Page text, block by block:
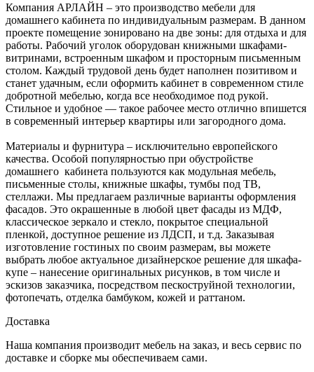
Компания АРЛАЙН – это производство мебели для
домашнего кабинета по индивидуальным размерам. В данном
проекте помещение зонировано на две зоны: для отдыха и для
работы. Рабочий уголок оборудован книжными шкафами-
витринами, встроенным шкафом и просторным письменным
столом. Каждый трудовой день будет наполнен позитивом и
станет удачным, если оформить кабинет в современном стиле
добротной мебелью, когда все необходимое под рукой.
Стильное и удобное — такое рабочее место отлично впишется
в современный интерьер квартиры или загородного дома.
Материалы и фурнитура – исключительно европейского
качества. Особой популярностью при обустройстве
домашнего кабинета пользуются как модульная мебель,
письменные столы, книжные шкафы, тумбы под ТВ,
стеллажи. Мы предлагаем различные варианты оформления
фасадов. Это окрашенные в любой цвет фасады из МДФ,
классическое зеркало и стекло, покрытое специальной
пленкой, доступное решение из ЛДСП, и т.д. Заказывая
изготовление гостиных по своим размерам, вы можете
выбрать любое актуальное дизайнерское решение для шкафа-
купе – нанесение оригинальных рисунков, в том числе и
эскизов заказчика, посредством пескоструйной технологии,
фотопечать, отделка бамбуком, кожей и раттаном.
Доставка
Наша компания производит мебель на заказ, и весь сервис по
доставке и сборке мы обеспечиваем сами.